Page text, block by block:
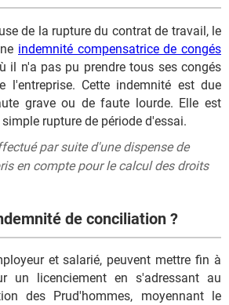
de la rupture du contrat de travail, le
indemnité compensatrice de congés
il n'a pas pu prendre tous ses congés
l'entreprise. Cette indemnité est due
grave ou de faute lourde. Elle est
rupture de période d'essai.
par suite d'une dispense de
en compte pour le calcul des droits
de conciliation ?
et salarié, peuvent mettre fin à
un licenciement en s'adressant au
des Prud'hommes, moyennant le